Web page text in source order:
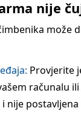
nije
može
Provjerite
računalu
nije